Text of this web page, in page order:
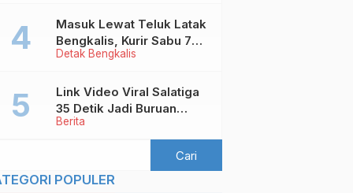
Mesum
Detak Bengkalis
Masuk Lewat Teluk Latak
Bengkalis, Kurir Sabu 7
Kilo Diringkus di
Berita
Link Video Viral Salatiga
35 Detik Jadi Buruan
Netizen
POPULER